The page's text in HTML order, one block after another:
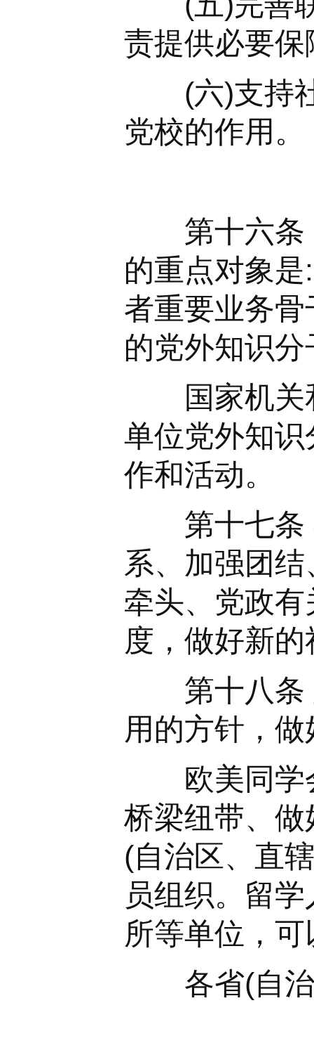
责提供必要保
(六)支持社
党校的作用。
第十六条
的重点对象
者重要业务
的党外知识
国家机关和
单位党外知
作和活动。
第十七条
系、加强团
牵头、党政
度，做好新
第十八条
用的方针，
欧美同学会
桥梁纽带、
(自治区、直
员组织。留
所等单位，
各省(自治